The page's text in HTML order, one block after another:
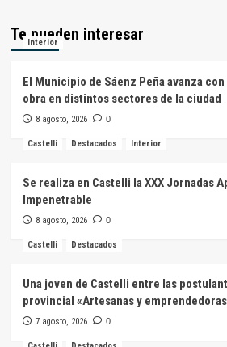
Te pueden interesar
Interior
El Municipio de Sáenz Peña avanza
obra en distintos sectores de la ciudad
8 agosto, 2026 0
Castelli Destacados Interior
Se realiza en Castelli la XXX Jornadas
Impenetrable
8 agosto, 2026 0
Castelli Destacados
Una joven de Castelli entre las
provincial «Artesanas y
7 agosto, 2026 0